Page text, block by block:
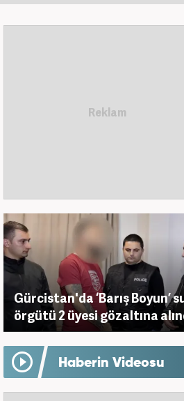
Gürcistan'da ‘Barış Boyun’
örgütü 2 üyesi gözaltına
Haberin Videosu